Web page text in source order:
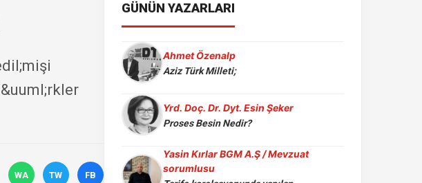
WA TW FB
GÜNÜN YAZARLARI
Ahmet Özenalp
Aziz Türk Milleti;
Yrd. Doç. Dr. Dyt. Esin Şeker
Proses Besin Nedir?
Yasin Kırlar BGM A.Ş / Mevzuat
sorumlusu